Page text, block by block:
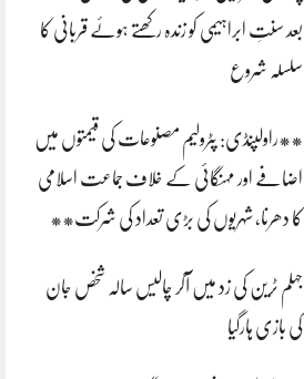
بعد سنتِ ابراہیمی کو زندہ رکھتے ہوئے قربانی کا
سلسلہ شروع
**راولپنڈی: پٹرولیم مصنوعات کی قیمتوں میں
اضافے اور مہنگائی کے خلاف جماعت اسلامی
کا دھرنا، شہریوں کی بڑی تعداد کی شرکت**
جہلم ٹرین کی زد میں آکر چالیس سالہ شخص جان
کی بازی ہارگیا